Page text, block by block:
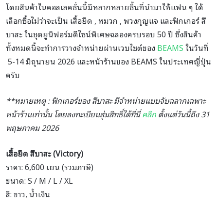
โดยสินค้าในคอลเลคชั่นนี้มีหลากหลายชิ้นที่นำมาให้แฟน ๆ ได้
เลือกซื้อไม่ว่าจะเป็น เสื้อยืด , หมวก , พวงกุญแจ และฟิกเกอร์ สึ
บาสะ ในชุดยูนิฟอร์มดีไซน์พิเศษฉลองครบรอบ 50 ปี ซึ่งสินค้า
ทั้งหมดนี้จะทำการวางจำหน่ายผ่านเวบไซต์ของBEAMSในวันที่
5-14 มิถุนายน 2026 และหน้าร้านของ BEAMS ในประเทศญี่ปุ่น
ครับ
**หมายเหตุ : ฟิกเกอร์ของ สึบาสะ มีจำหน่ายแบบจับฉลากเฉพาะ
หน้าร้านเท่านั้น โดยลงทะเบียนสุ่มสิทธิ์ได้ที่นี่คลิกตั้งแต่วันนี้ถึง 31
พฤษภาคม 2026
เสื้อยืด สึบาสะ (Victory)
ราคา: 6,600 เยน (รวมภาษี)
ขนาด: S / M / L / XL
สี: ขาว, น้ำเงิน